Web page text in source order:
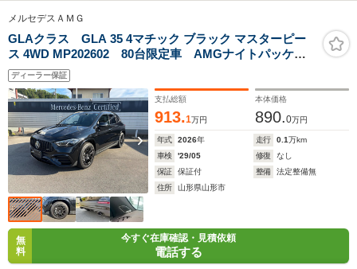
メルセデスＡＭＧ
GLAクラス GLA 35 4マチック ブラック マスターピー
ス 4WD MP202602 80台限定車 AMGナイトパッケー
ジ ブルメスター
ディーラー保証
支払総額
913.1万円
本体価格
890.0万円
年式 2026年 走行 0.1万km
車検
'29/05 修復
なし
保証
保証付 整備
法定整備無
住所
山形県山形市
無
料
今すぐ在庫確認・見積依頼
電話する